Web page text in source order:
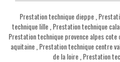
Prestation technique dieppe
technique lille, Prestation technique
Prestation technique provence alpes cote
aquitaine, Prestation technique centre
de la loire Prestation